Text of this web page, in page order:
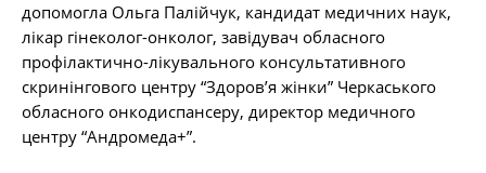
допомогла Ольга Палійчук, кандидат медичних наук,
лікар гінеколог-онколог, завідувач обласного
профілактично-лікувального консультативного
скринінгового центру “Здоров’я жінки” Черкаського
обласного онкодиспансеру, директор медичного
центру “Андромеда+”.